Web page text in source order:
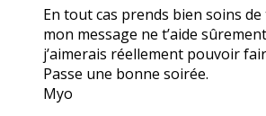
En tout cas prends bien soins de
mon message ne t’aide
j’aimerais réellement pouvoir
Passe une bonne soirée.
Myo